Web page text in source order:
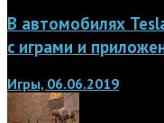
В автомобилях
с играми и
Игры, 06.06.2019